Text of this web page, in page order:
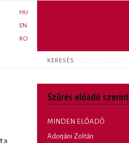
HU
EN
RO
Keresés
Szűrés előadó szerint
MINDEN ELŐADÓ
Adorjáni Zoltán